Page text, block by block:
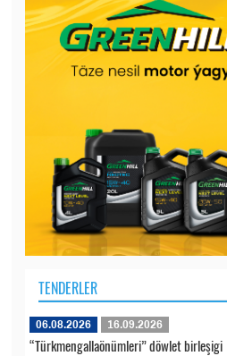
TENDERLER
06.08.2026 16.09.2026
“Türkmengallaönümleri” döwlet birleşigi